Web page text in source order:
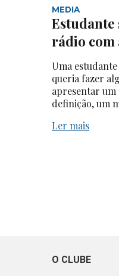
MEDIA
rádio com
Uma
queria fazer
apresentar
definição, um
Ler mais
O CLUBE